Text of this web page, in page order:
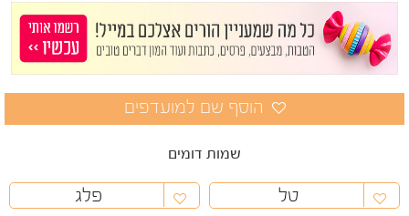
שמות דומים
טל
פלג